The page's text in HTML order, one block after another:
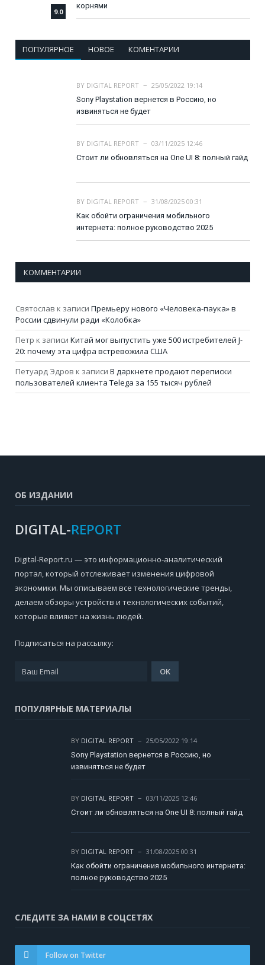
9.0
корнями
ПОПУЛЯРНОЕ НОВОЕ КОМЕНТАРИИ
BY DIGITAL REPORT
25/05/2022 19:14
Sony Playstation вернется в Россию, но
извиняться не будет
BY DIGITAL REPORT
03/11/2025 12:46
Стоит ли обновляться на One UI 8: полный гайд
BY DIGITAL REPORT
31/08/2025 00:31
Как обойти ограничения мобильного
интернета: полное руководство 2025
КОММЕНТАРИИ
Святослав к записи Премьеру нового «Человека-паука» в
России сдвинули ради «Колобка»
Петр к записи Китай мог выпустить уже 500 истребителей J-
20: почему эта цифра встревожила США
Петуард Эдров к записи В даркнете продают переписки
пользователей клиента Telega за 155 тысяч рублей
ОБ ИЗДАНИИ
DIGITAL-REPORT
Digital-Report.ru — это информационно-аналитический
портал, который отслеживает изменения цифровой
экономики. Мы описываем все технологические тренды,
делаем обзоры устройств и технологических событий,
которые влияют на жизнь людей.
Подписаться на рассылку:
ПОПУЛЯРНЫЕ МАТЕРИАЛЫ
BY DIGITAL REPORT
25/05/2022 19:14
Sony Playstation вернется в Россию, но
извиняться не будет
BY DIGITAL REPORT
03/11/2025 12:46
Стоит ли обновляться на One UI 8: полный гайд
BY DIGITAL REPORT
31/08/2025 00:31
Как обойти ограничения мобильного интернета:
полное руководство 2025
СЛЕДИТЕ ЗА НАМИ В СОЦСЕТЯХ
Follow on Twitter